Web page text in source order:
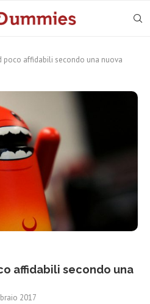
poco affidabili secondo una nuova
affidabili secondo una
2017